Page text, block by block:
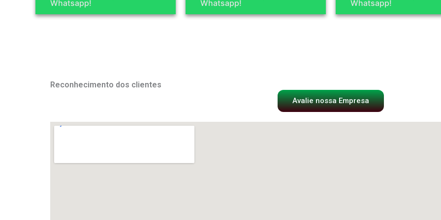
Whatsapp!
Whatsapp!
Whatsapp!
Reconhecimento dos clientes
Avalie nossa Empresa